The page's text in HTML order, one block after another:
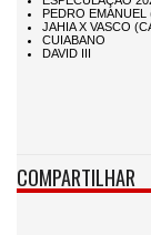
COMPARTILHAR